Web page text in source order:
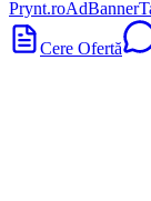
Prynt.roAdBanner
Cere Ofertă